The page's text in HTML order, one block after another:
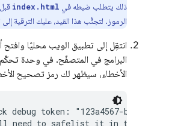
ذلك يتطلب ضبطه في index.html
الرموز. لتجنُّب هذا القيد، عليك الترقية إلى
انتقِل إلى تطبيق الويب محليًا
البرامج في المتصفّح. في وحدة
الأخطاء، سيظهر لك رمز تصحيح
debug token: "123a4567-b89c-12d3-